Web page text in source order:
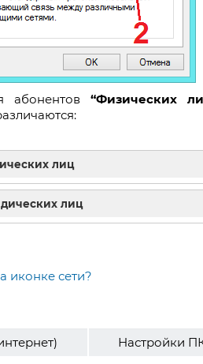
абонентов “Физических
лиц
лиц
иконке сети?
Настройки